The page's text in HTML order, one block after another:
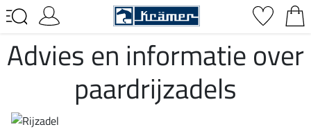
Advies en informatie over
paardrijzadels